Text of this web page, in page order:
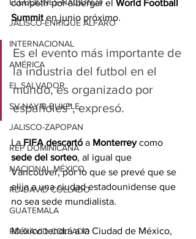
JALISCO-ENRIQUE ALFARO
INTERNACIONAL
AMÉRICA
EL SALVADOR
SV-NAYIB BUKELE
JALISCO-ZAPOPAN
REP DOMINICANA
NACIONAL MÉXICO
RD-DAVID COLLADO
GUATEMALA
RD-DAVID COLLADO
competir por albergar el World Football
Summit en junio próximo.
Es el evento más importante de
la industria del futbol en el
mundo, es organizado por
españoles”, expresó.
La FIFA descartó a Monterrey como
sede del sorteo, al igual que
Vancouver, por lo que se prevé que se
elija a una ciudad estadounidense que
no sea sede mundialista.
México tendrá a la Ciudad de México,